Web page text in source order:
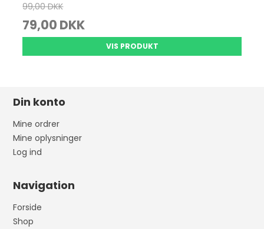
99,00 DKK
79,00 DKK
VIS PRODUKT
Din konto
Mine ordrer
Mine oplysninger
Log ind
Navigation
Forside
Shop